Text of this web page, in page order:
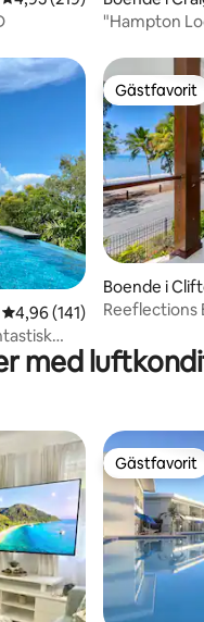
"Hampton
4,96 av 5 i genomsnittligt
4,96 (141)
Gästfavorit
Gästfavorit
Boende i
Reeflections
med
Gästfavorit
Gästfavorit